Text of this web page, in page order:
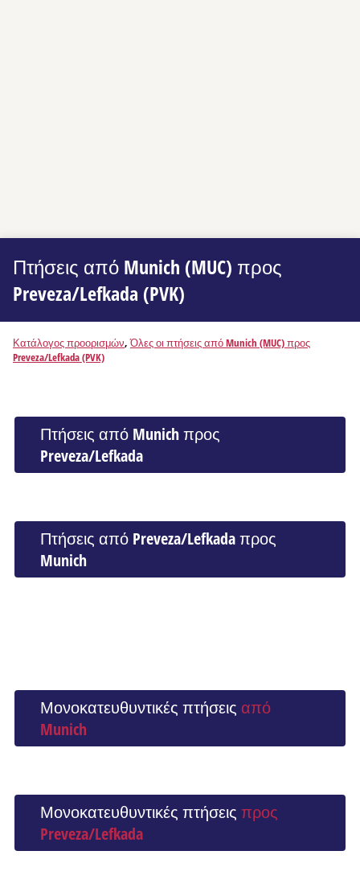
Πτήσεις από Munich (MUC) προς
Preveza/Lefkada (PVK)
Κατάλογος προορισμών,Όλες οι πτήσεις από Munich (MUC) προς
Preveza/Lefkada (PVK)
Πτήσεις από Munich προς
Preveza/Lefkada
Πτήσεις από Preveza/Lefkada προς
Munich
Μονοκατευθυντικές πτήσεις από
Munich
Μονοκατευθυντικές πτήσεις προς
Preveza/Lefkada